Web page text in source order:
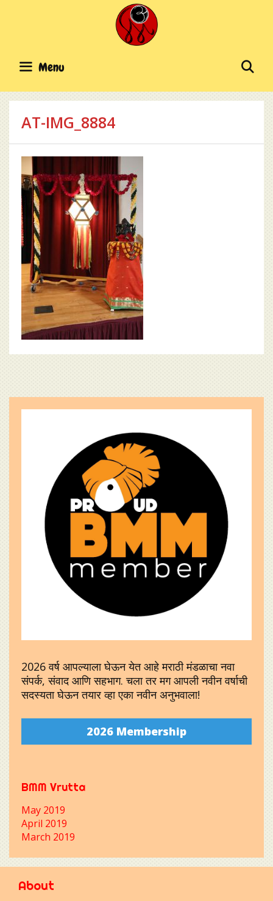
Menu
AT-IMG_8884
2026 वर्ष आपल्याला घेऊन येत आहे मराठी मंडळाचा नवा
संपर्क, संवाद आणि सहभाग. चला तर मग आपली नवीन वर्षाची
सदस्यता घेऊन तयार व्हा एका नवीन अनुभवाला!
2026 Membership
BMM Vrutta
May 2019
April 2019
March 2019
About